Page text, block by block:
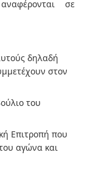
σε
δηλαδή
στον
του
Επιτροπή που
αγώνα και